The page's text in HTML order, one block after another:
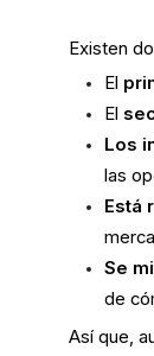
Existen
El
El
Los
las
Está
Se
de
Así que,